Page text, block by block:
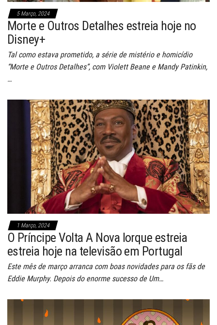
5 Março, 2024
Morte e Outros Detalhes estreia hoje no
Disney+
Tal como estava prometido, a série de mistério e homicídio
“Morte e Outros Detalhes”, com Violett Beane e Mandy Patinkin,
…
1 Março, 2024
O Príncipe Volta A Nova Iorque estreia
estreia hoje na televisão em Portugal
Este mês de março arranca com boas novidades para os fãs de
Eddie Murphy. Depois do enorme sucesso de Um…